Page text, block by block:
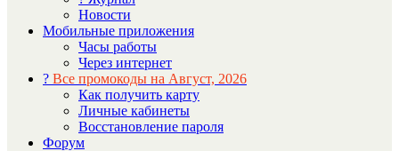
Новости
Мобильные приложения
Часы работы
Через интернет
? Все промокоды на Август, 2026
Как получить карту
Личные кабинеты
Восстановление пароля
Форум